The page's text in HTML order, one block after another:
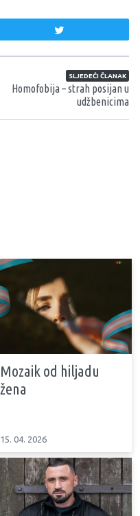
SLJEDEĆI ČLANAK
Homofobija – strah posijan u
udžbenicima
Mozaik od hiljadu
žena
15. 04. 2026